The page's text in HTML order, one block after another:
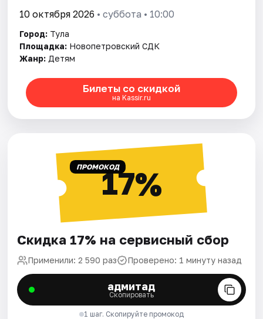
10 октября 2026 • суббота • 10:00
Город: Тула
Площадка: Новопетровский СДК
Жанр: Детям
Билеты со скидкой
на Kassir.ru
ПРОМОКОД17%
Скидка 17% на сервисный сбор
Применили: 2 590 раз Проверено: 1 минуту назад
адмитад
Скопировать
1 шаг. Скопируйте промокод